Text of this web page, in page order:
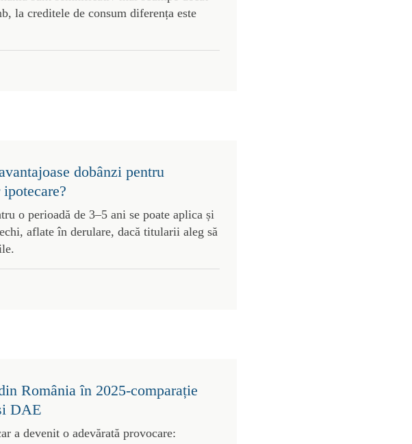
la creditele de consum diferența este
dobânzi pentru
o perioadă de 3–5 ani se poate aplica și
aflate în derulare, dacă titularii aleg să
România în 2025-comparație
DAE
a devenit o adevărată provocare: